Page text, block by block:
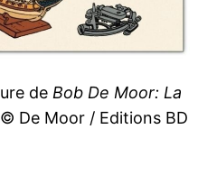
deBob De Moor: La
© De Moor / Editions BD